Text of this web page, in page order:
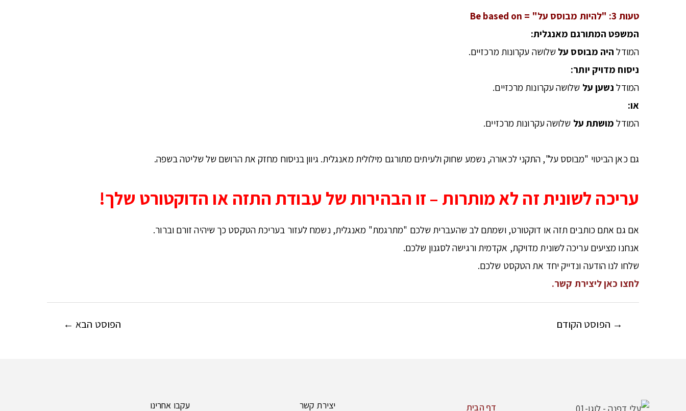
טעות 3: "להיות מבוסס על" =
Be based on
המשפט המתורגם מאנגלית:
המודל היה מבוסס על שלושה עקרונות מרכזיים.
ניסוח מדויק יותר:
המודל נשען על שלושה עקרונות מרכזיים.
או:
המודל מושתת על שלושה עקרונות מרכזיים.
גם כאן הביטוי "מבוסס על", התקני לכאורה, נשמע שחוק ולעיתים מתורגם מילולית מאנגלית. גיוון בניסוח מחזק את הרושם של שליטה בשפה.
עריכה לשונית זה לא מותרות – זו הבהירות של עבודת התזה או הדוקטורט שלך!
אם גם אתם כותבים תזה או דוקטורט, ושמתם לב שהעברית שלכם "מתרגמת" מאנגלית, נשמח לעזור בעריכת הטקסט כך שיהיה זורם וברור.
אנחנו מציעים עריכה לשונית מדויקת, אקדמית ורגישה לסגנון שלכם.
שלחו לנו הודעה ונדייק יחד את הטקסט שלכם.
לחצו כאן ליצירת קשר.
→ הפוסט הקודם הפוסט הבא ←
דף הבית יצירת קשר עקבו אחרינו